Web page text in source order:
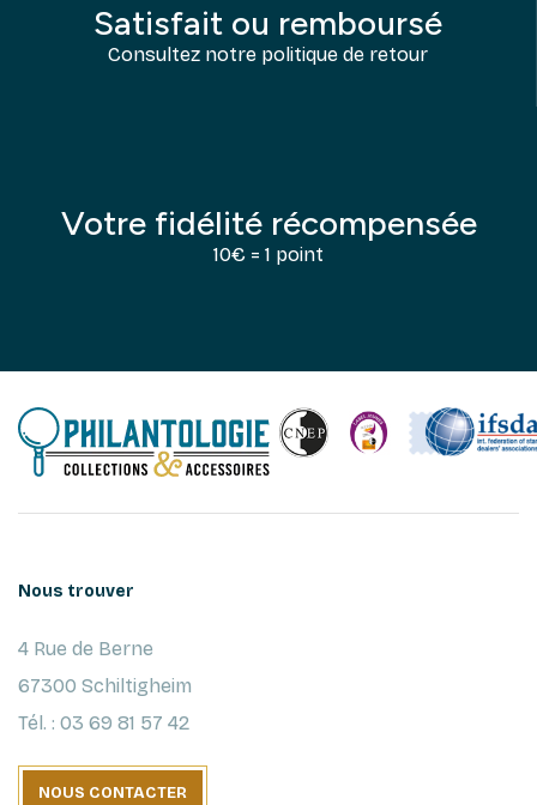
Satisfait ou remboursé
Consultez notre politique de retour
Votre fidélité récompensée
10€ = 1 point
Nous trouver
4 Rue de Berne
67300 Schiltigheim
Tél. : 03 69 81 57 42
NOUS CONTACTER